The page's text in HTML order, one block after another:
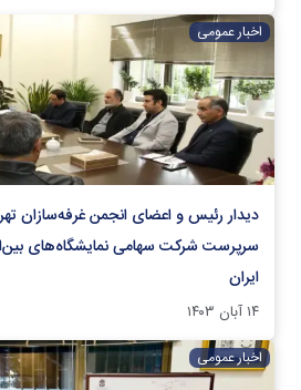
اخبار عمومی
دیدار رئیس و اعضای انجمن غرفه‌سازان
سرپرست شرکت سهامی نمایشگاه‌های
ایران
۱۴ آبان ۱۴۰۳
اخبار عمومی